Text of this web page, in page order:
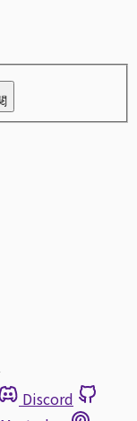
Discord